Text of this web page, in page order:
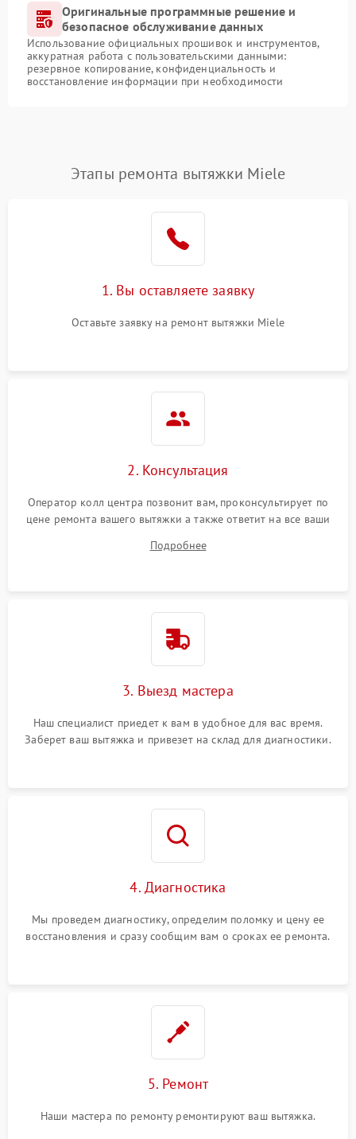
Оригинальные программные решение и
безопасное обслуживание данных
Использование официальных прошивок и инструментов,
аккуратная работа с пользовательскими данными:
резервное копирование, конфиденциальность и
восстановление информации при необходимости
Этапы ремонта вытяжки Miele
1. Вы оставляете заявку
Оставьте заявку на ремонт вытяжки Miele
2. Консультация
Оператор колл центра позвонит вам, проконсультирует по
цене ремонта вашего вытяжки а также ответит на все ваши
Подробнее
3. Выезд мастера
Наш специалист приедет к вам в удобное для вас время.
Заберет ваш вытяжка и привезет на склад для диагностики.
4. Диагностика
Мы проведем диагностику, определим поломку и цену ее
восстановления и сразу сообщим вам о сроках ее ремонта.
5. Ремонт
Наши мастера по ремонту ремонтируют ваш вытяжка.